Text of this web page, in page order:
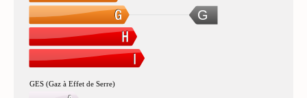
G
GES (Gaz à Effet de Serre)